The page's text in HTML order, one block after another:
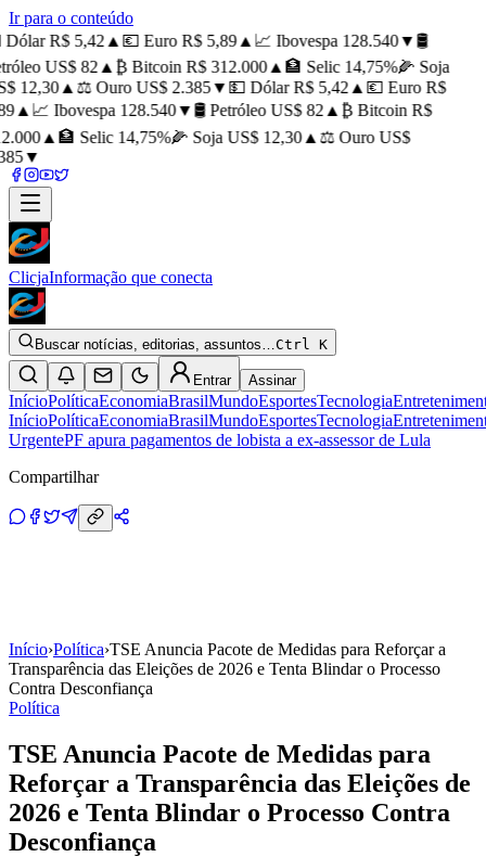
Ir para o conteúdo
R$ 5,42▲💶 Euro R$ 5,89▲📈 Ibovespa 128.540▼🛢️
US$ 82▲₿ Bitcoin R$ 312.000▲🏦 Selic 14,75%🌽 Soja
12,30▲⚖️ Ouro US$ 2.385▼💵 Dólar R$ 5,42▲💶 Euro R$
▲📈 Ibovespa 128.540▼🛢️ Petróleo US$ 82▲₿ Bitcoin R$
▲🏦 Selic 14,75%🌽 Soja US$ 12,30▲⚖️ Ouro US$
▼
ClicjaInformação que conecta
Buscar notícias, editorias, assuntos…Ctrl K
Entrar Assinar
InícioPolíticaEconomiaBrasilMundoEsportesTecnologia
InícioPolíticaEconomiaBrasilMundoEsportesTecnologia
UrgentePF apura pagamentos de lobista a ex-assessor de Lula
Compartilhar
Início›Política›TSE Anuncia Pacote de Medidas para Reforçar a
Transparência das Eleições de 2026 e Tenta Blindar o Processo
Contra Desconfiança
Política
TSE Anuncia Pacote de Medidas para
Reforçar a Transparência das Eleições de
2026 e Tenta Blindar o Processo Contra
Desconfiança